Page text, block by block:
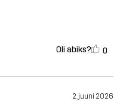
Oli abiks? 0
2. juuni 2026